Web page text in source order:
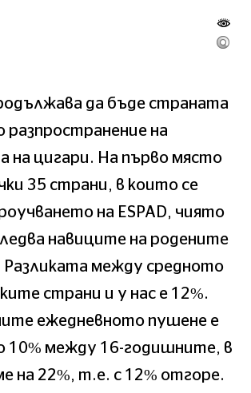
да бъде страната
разпространение на
на цигари. На първо място
35 страни, в които се
на ESPAD, чиято
навиците на родените
Разликата между средното
страни и у нас е 12%.
ежедневното пушене е
10% между 16-годишните, в
на 22%, т.е. с 12% отгоре.